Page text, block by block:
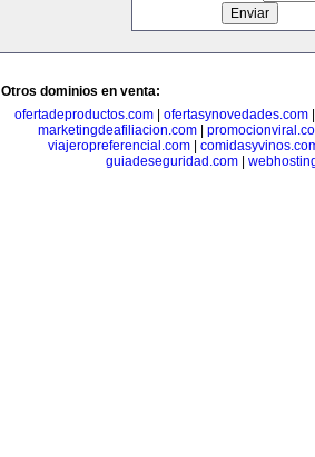
Otros dominios en venta:
ofertadeproductos.com| ofertasynovedades.com
marketingdeafiliacion.com|
viajeropreferencial.com
guiadeseguridad.com|